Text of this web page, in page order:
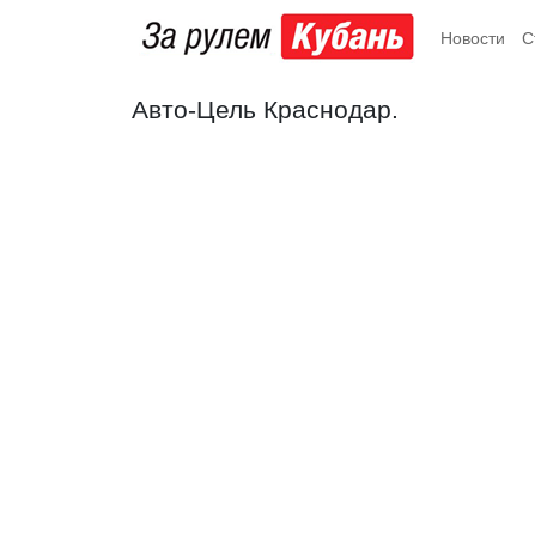
Новости
Авто-Цель Краснодар.